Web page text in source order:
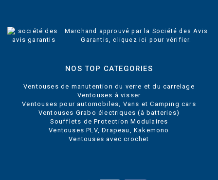
Marchand approuvé par la Société des Avis
Garantis,cliquez ici pour vérifier
NOS TOP CATEGORIES
Ventouses de manutention du verre et du carrelage
Ventouses à visser
Ventouses pour automobiles, Vans et Camping cars
Ventouses Grabo électriques (à batteries)
Soufflets de Protection Modulaires
Ventouses PLV, Drapeau, Kakemono
Ventouses avec crochet